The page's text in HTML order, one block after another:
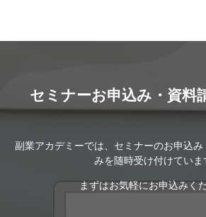
セミナーお申込み・資料
副業アカデミーでは、セミナーのお申込
みを随時受け付けていま
まずはお気軽にお申込みく